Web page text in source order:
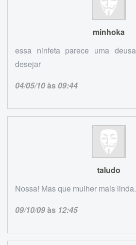
minhoka
essa ninfeta parece uma
desejar
04/05/10às09:44
taludo
Nossa! Mas que mulher mais linda.
09/10/09às 12:45